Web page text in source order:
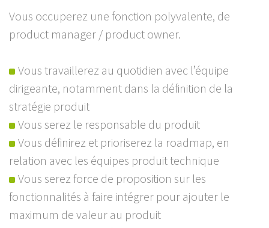
Vous occuperez une fonction polyvalente, de
product manager / product owner.
Vous travaillerez au quotidien avec l’équipe
dirigeante, notamment dans la définition de la
stratégie produit
Vous serez le responsable du produit
Vous définirez et prioriserez la roadmap, en
relation avec les équipes produit technique
Vous serez force de proposition sur les
fonctionnalités à faire intégrer pour ajouter le
maximum de valeur au produit